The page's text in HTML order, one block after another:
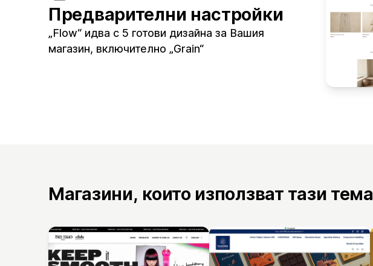
Предварителни настройки
„Flow“ идва с 5 готови дизайна за Вашия
магазин, включително „Grain“
Магазини, които използват тази тема